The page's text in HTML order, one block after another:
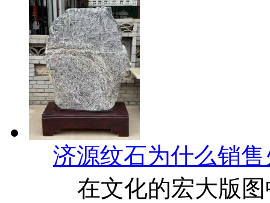
济源纹石为什么销
在文化的宏大版图